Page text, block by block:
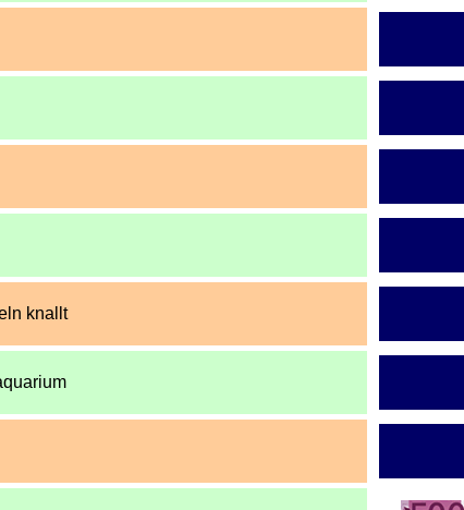
knallt